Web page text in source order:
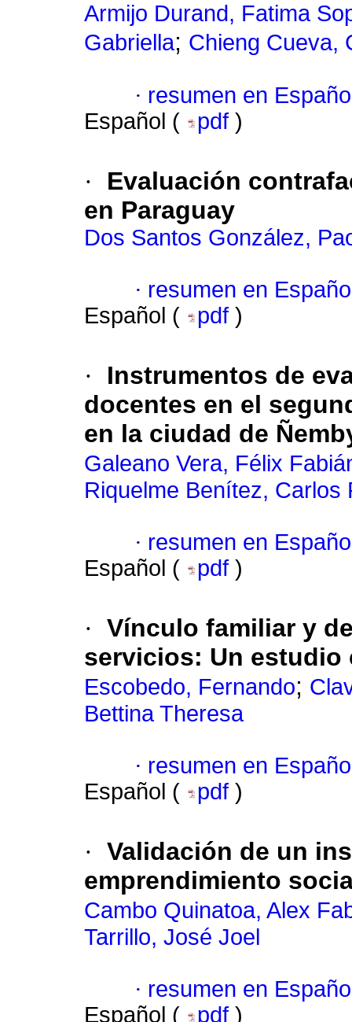
Armijo Durand, Fatima
Gabriella; Chieng Cueva,
· resumen en
Español (
pdf )
·
Evaluación
en Paraguay
Dos Santos González,
· resumen en
Español (
pdf )
·
Instrumentos de
docentes en el
en la ciudad de
Galeano Vera, Félix
Riquelme Benítez, Carlos
· resumen en
Español (
pdf )
· Vínculo familiar y
servicios: Un estudio
Escobedo, Fernando;
Bettina Theresa
· resumen en
Español (
pdf )
· Validación de un
emprendimiento
Cambo Quinatoa, Alex
Tarrillo, José Joel
· resumen en
Español (
pdf )